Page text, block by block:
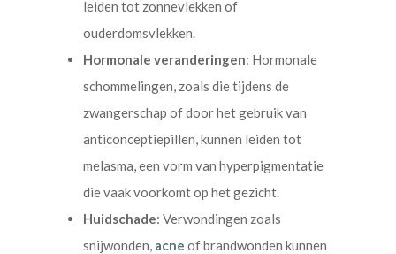
leiden tot zonnevlekken of
ouderdomsvlekken.
Hormonale veranderingen: Hormonale
schommelingen, zoals die tijdens de
zwangerschap of door het gebruik van
anticonceptiepillen, kunnen leiden tot
melasma, een vorm van hyperpigmentatie
die vaak voorkomt op het gezicht.
Huidschade: Verwondingen zoals
snijwonden, acne of brandwonden kunnen